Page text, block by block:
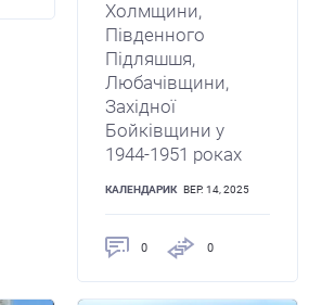
Холмщини,
Південного
Підляшшя,
Любачівщини,
Західної
Бойківщини у
1944-1951 роках
КАЛЕНДАРИК ВЕР. 14, 2025
0 0